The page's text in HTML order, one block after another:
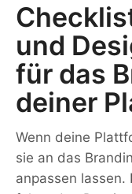
und
für das
deiner
Wenn deine
sie an das
anpassen